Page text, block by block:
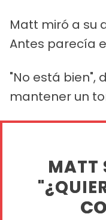
Matt miró a su
Antes parecía
"No está bien",
mantener un
MATT